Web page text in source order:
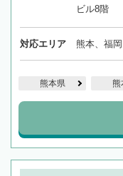
ビル8階
対応エリア 熊本、福
熊本県 熊